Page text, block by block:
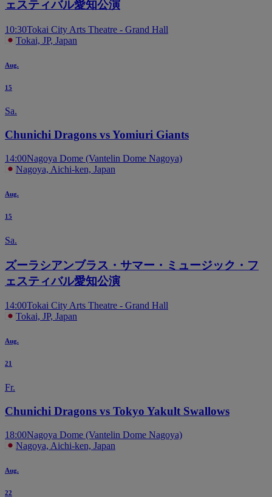
ェスティバル愛知公演
10:30Tokai City Arts Theatre - Grand Hall
Tokai, JP, Japan
Aug.
15
Sa.
Chunichi Dragons vs Yomiuri Giants
14:00Nagoya Dome (Vantelin Dome Nagoya)
Nagoya, Aichi-ken, Japan
Aug.
15
Sa.
ズーラシアンブラス・サマー・ミュージック・フ
ェスティバル愛知公演
14:00Tokai City Arts Theatre - Grand Hall
Tokai, JP, Japan
Aug.
21
Fr.
Chunichi Dragons vs Tokyo Yakult Swallows
18:00Nagoya Dome (Vantelin Dome Nagoya)
Nagoya, Aichi-ken, Japan
Aug.
22